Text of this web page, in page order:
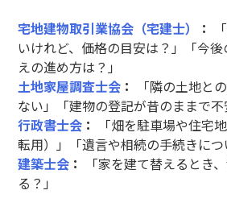
宅地建物取引業協会（宅建士）
：
いけれど、価格の目安は？」「今
えの進め方は？」
土地家屋調査士会 ：
「隣の土地と
ない」「建物の登記が昔のままで不
行政書士会 ：
「畑を駐車場や住宅
転用）」「遺言や相続の手続きにつ
建築士会 ：
「家を建て替えるとき
る？」